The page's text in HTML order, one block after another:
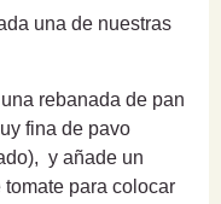
una de nuestras
rebanada de pan
fina de pavo
y añade un
para colocar